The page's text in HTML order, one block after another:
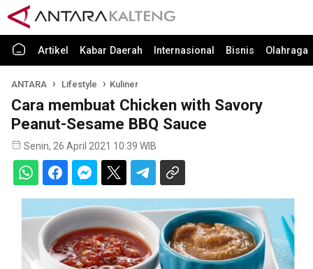
Artikel Kabar Daerah Internasional Bisnis Olahraga
ANTARA Lifestyle Kuliner
Cara membuat Chicken with Savory
Peanut-Sesame BBQ Sauce
Senin, 26 April 2021 10:39 WIB